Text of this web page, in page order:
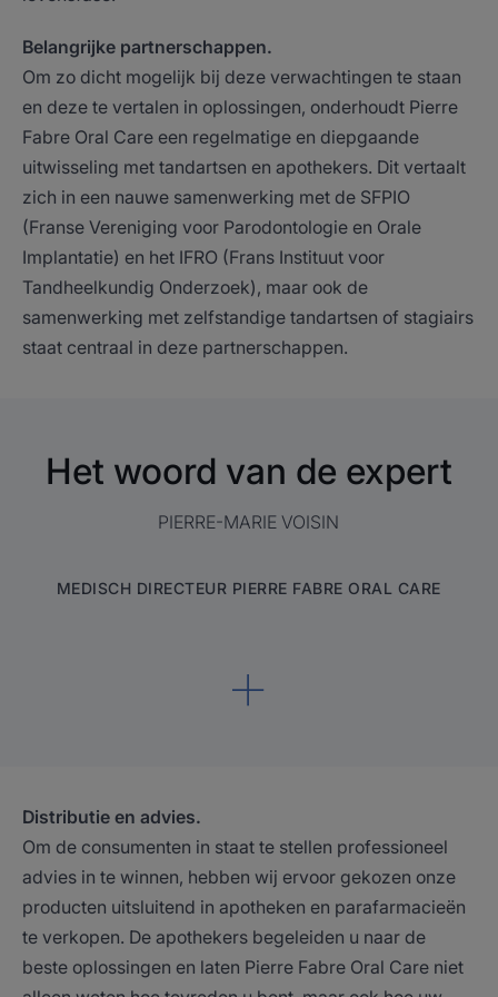
Belangrijke partnerschappen.
Om zo dicht mogelijk bij deze verwachtingen te staan
en deze te vertalen in oplossingen, onderhoudt Pierre
Fabre Oral Care een regelmatige en diepgaande
uitwisseling met tandartsen en apothekers. Dit vertaalt
zich in een nauwe samenwerking met de SFPIO
(Franse Vereniging voor Parodontologie en Orale
Implantatie) en het IFRO (Frans Instituut voor
Tandheelkundig Onderzoek), maar ook de
samenwerking met zelfstandige tandartsen of stagiairs
staat centraal in deze partnerschappen.
Het woord van de expert
PIERRE-MARIE VOISIN
MEDISCH DIRECTEUR PIERRE FABRE ORAL CARE
Distributie en advies.
Om de consumenten in staat te stellen professioneel
advies in te winnen, hebben wij ervoor gekozen onze
producten uitsluitend in apotheken en parafarmacieën
te verkopen. De apothekers begeleiden u naar de
beste oplossingen en laten Pierre Fabre Oral Care niet